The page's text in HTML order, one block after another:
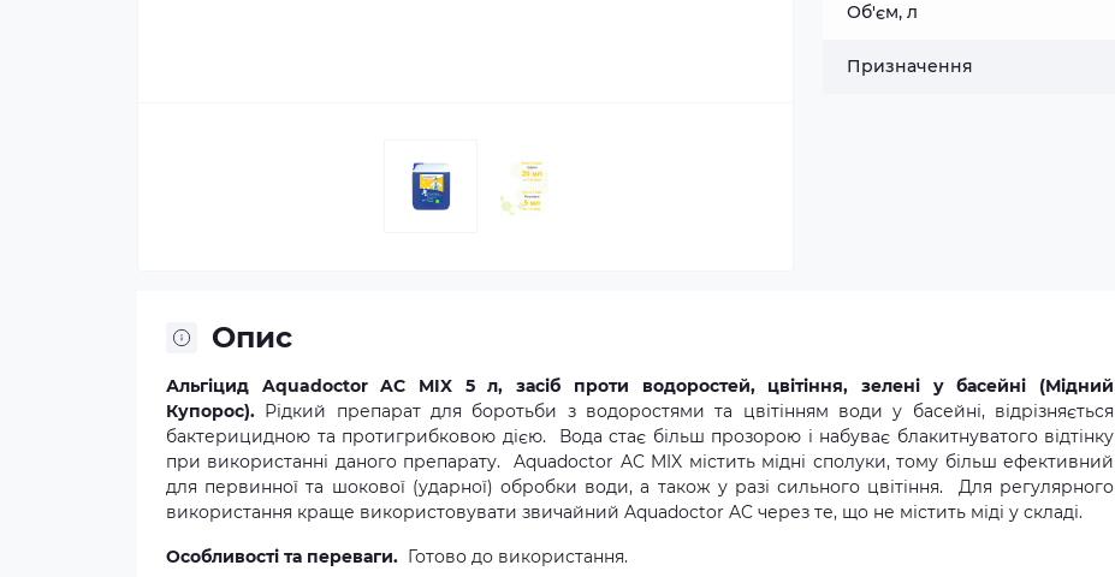
Об'єм, л
Призначення
Опис
Альгіцид Aquadoctor AC MIX 5 л, засіб проти водоростей, цвітіння, зелені у басейні (Мідний
Купорос). Рідкий препарат для боротьби з водоростями та цвітінням води у басейні, відрізняється
бактерицидною та протигрибковою дією. Вода стає більш прозорою і набуває блакитнуватого відтінку
при використанні даного препарату. Aquadoctor AC MIX містить мідні сполуки, тому більш ефективний
для первинної та шокової (ударної) обробки води, а також у разі сильного цвітіння. Для регулярного
використання краще використовувати звичайний Aquadoctor AC через те, що не містить міді у складі.
Особливості та переваги. Готово до використання.